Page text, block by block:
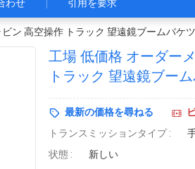
わせ 引用を要求
ン 高空操作 トラック 望遠鏡ブームバケ
工場 低価格 オーダー
トラック 望遠鏡ブー
ラック
最新の価格を尋ねる
トランスミッションタイプ :
状態 :
新しい